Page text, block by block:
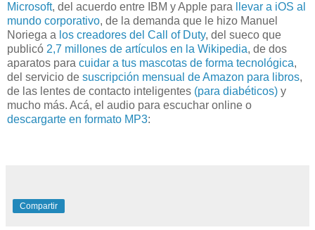
Microsoft, del acuerdo entre IBM y Apple para
llevar a iOS al
mundo corporativo, de la demanda que le hizo Manuel
Noriega a los creadores del Call of Duty, del sueco que
publicó 2,7 millones de artículos en la Wikipedia, de dos
aparatos para cuidar a tus mascotas de forma tecnológica,
del servicio de suscripción mensual de Amazon para libros,
de las lentes de contacto inteligentes (para diabéticos) y
mucho más. Acá, el audio para escuchar online o
descargarte en formato MP3:
Compartir